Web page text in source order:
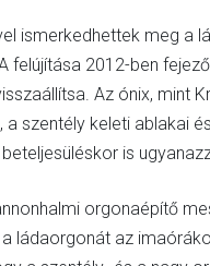
ismerkedhettek meg a
felújítása 2012-ben
Az ónix, mint
szentély keleti ablakai
is
orgonaépítő
az